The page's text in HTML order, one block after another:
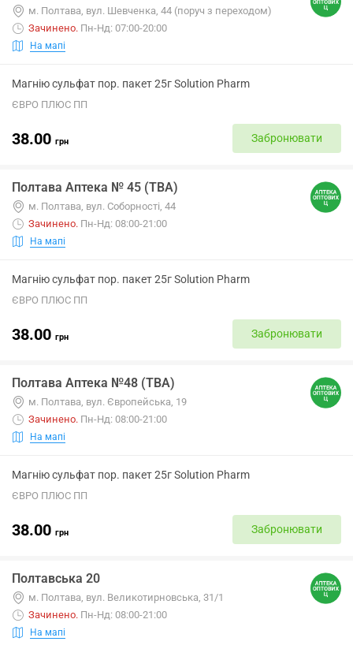
м. Полтава, вул. Шевченка, 44 (поруч з переходом)
Зачинено. Пн-Нд: 07:00-20:00
На мапі
Магнію сульфат пор. пакет 25г Solution Pharm
ЄВРО ПЛЮС ПП
38.00 грн Забронювати
Полтава Аптека № 45 (ТВА)
м. Полтава, вул. Соборності, 44
Зачинено. Пн-Нд: 08:00-21:00
На мапі
Магнію сульфат пор. пакет 25г Solution Pharm
ЄВРО ПЛЮС ПП
38.00 грн Забронювати
Полтава Аптека №48 (ТВА)
м. Полтава, вул. Європейська, 19
Зачинено. Пн-Нд: 08:00-21:00
На мапі
Магнію сульфат пор. пакет 25г Solution Pharm
ЄВРО ПЛЮС ПП
38.00 грн Забронювати
Полтавська 20
м. Полтава, вул. Великотирновська, 31/1
Зачинено. Пн-Нд: 08:00-21:00
На мапі